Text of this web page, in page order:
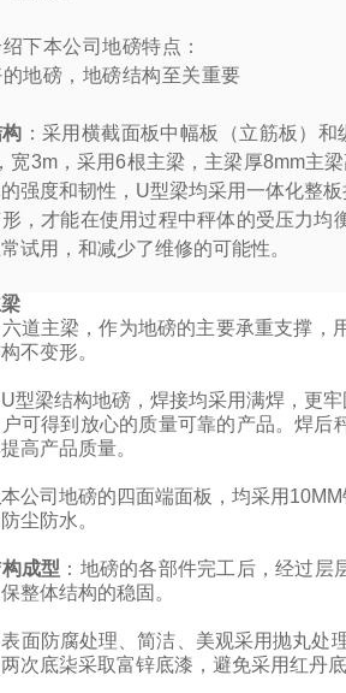
下本公司地磅特点：
地磅，地磅结构至关重要
：采用横截面板中幅板（立筋板）
宽3m，采用6根主梁，主梁厚8mm主
强度和韧性， U型梁均采用一体化整
，才能在使用过程中秤体的受压力均
试用，和减少了维修的可能性。
道主梁，作为地磅的主要承重支撑，
不变形。
U型梁结构地磅，焊接均采用满焊，更
可得到放心的质量可靠的产品。焊后
高产品质量。
本公司地磅的四面端面板，均采用
尘防水。
成型 ： 地磅的各部件完工后，经过层
整体结构的稳固。
表面防腐处理、简洁、美观采用抛丸处
次底柒采取富锌底漆，避免采用红丹